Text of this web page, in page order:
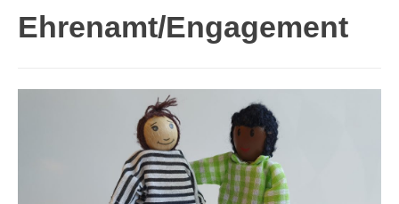
Ehrenamt/Engagement